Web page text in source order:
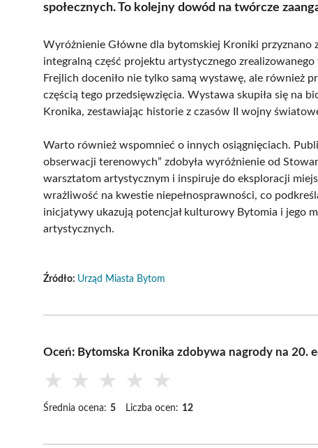
społecznych. To kolejny dowód na twórcze
Wyróżnienie Główne dla bytomskiej Kroniki przyznano
integralną część projektu artystycznego
Frejlich doceniło nie tylko samą wystawę, ale również
częścią tego przedsięwzięcia. Wystawa skupiła się na
Kronika, zestawiając historie z czasów II wojny
Warto również wspomnieć o innych osiągnięciach.
obserwacji terenowych” zdobyła wyróżnienie od
warsztatom artystycznym i inspiruje do eksploracji
wrażliwość na kwestie niepełnosprawności, co
inicjatywy ukazują potencjał kulturowy Bytomia i jego
artystycznych.
Źródło: Urząd Miasta Bytom
Oceń: Bytomska Kronika zdobywa nagrody na 20.
★ ★ ★ ★ ★
Średnia ocena: 5 Liczba ocen: 12